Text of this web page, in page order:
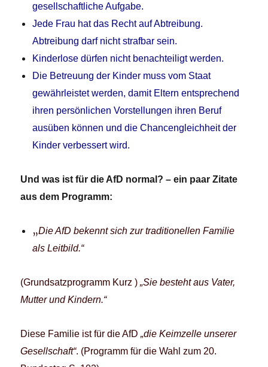
gesellschaftliche Aufgabe.
Jede Frau hat das Recht auf Abtreibung.
Abtreibung darf nicht strafbar sein.
Kinderlose dürfen nicht benachteiligt werden.
Die Betreuung der Kinder muss vom Staat
gewährleistet werden, damit Eltern entsprechend
ihren persönlichen Vorstellungen ihren Beruf
ausüben können und die Chancengleichheit der
Kinder verbessert wird.
Und was ist für die AfD normal? – ein paar Zitate
aus dem Programm:
„Die AfD bekennt sich zur traditionellen Familie
als Leitbild.“
(Grundsatzprogramm Kurz )„Sie besteht aus Vater,
Mutter und Kindern.“
Diese Familie ist für die AfD „die Keimzelle unserer
Gesellschaft“. (Programm für die Wahl zum 20.